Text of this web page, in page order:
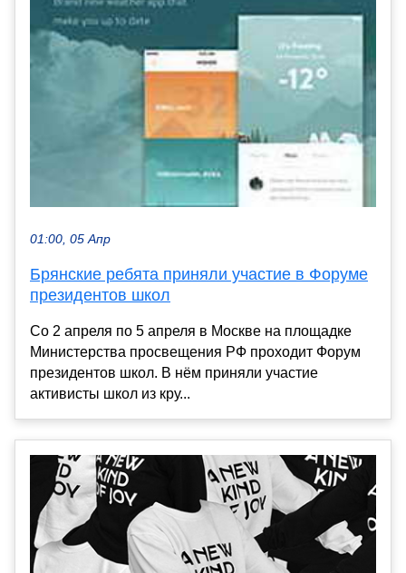
01:00, 05 Апр
Брянские ребята приняли участие в Форуме
президентов школ
Со 2 апреля по 5 апреля в Москве на площадке
Министерства просвещения РФ проходит Форум
президентов школ. В нём приняли участие
активисты школ из кру...